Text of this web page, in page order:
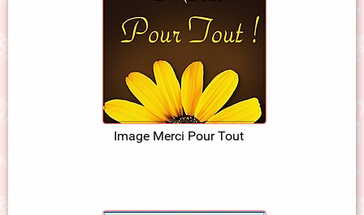
Image Merci Pour Tout